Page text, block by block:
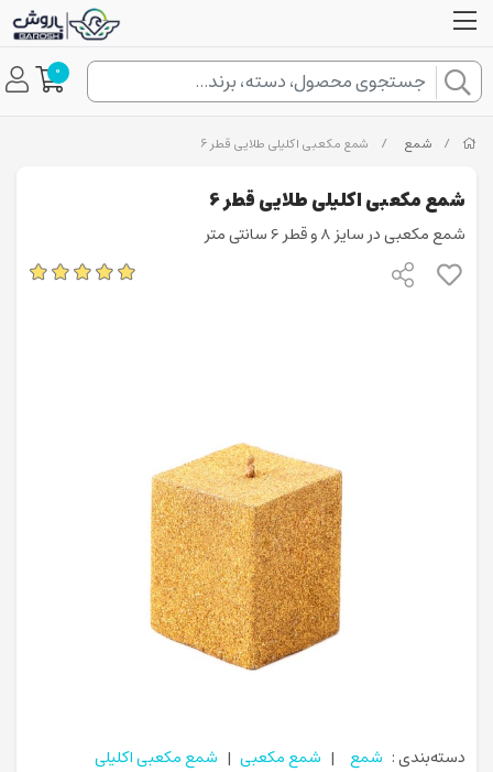
0
/ شمع / شمع مکعبی اکلیلی طلایی قطر 6
شمع مکعبی اکلیلی طلایی قطر 6
شمع مکعبی در سایز 8 و قطر 6 سانتی متر
دسته‌بندی : شمع | شمع مکعبی | شمع مکعبی اکلیلی